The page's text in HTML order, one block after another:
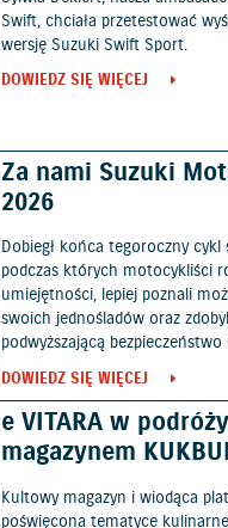
Swift, chciała przetestować
wersję Suzuki Swift Sport.
DOWIEDZ SIĘ WIĘCEJ
Za nami Suzuki
2026
Dobiegł końca tegoroczny cykl
podczas których motocykliści
umiejętności, lepiej poznali
swoich jednośladów oraz
podwyższającą
DOWIEDZ SIĘ WIĘCEJ
e VITARA w
magazynem
Kultowy magazyn i wiodąca
poświęcona tematyce